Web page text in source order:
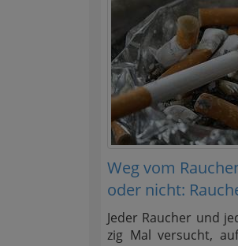
Weg vom
oder nicht:
Jeder Raucher und
zig Mal versucht,